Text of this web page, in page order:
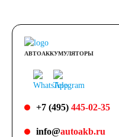
АВТОАККУМУЛЯТОРЫ
+7 (495) 445-02-35
info@autoakb.ru